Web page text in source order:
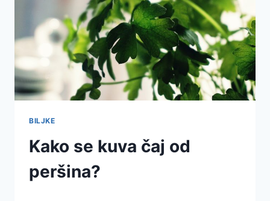
BILJKE
Kako se kuva čaj od
peršina?